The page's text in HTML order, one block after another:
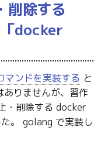
削除する
docker
ンドを実装する と
ありませんが、習作
・削除する docker
。 golang で実装し